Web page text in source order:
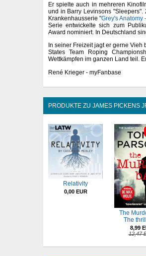
Er spielte auch in mehreren
und in Barry Levinsons
Krankenhausserie "Grey's Anatomy
Serie entwickelte sich zum
Award nominiert. In Deutschland
In seiner Freizeit jagt er gerne Vieh
States Team Roping
Wettkämpfen im ganzen Land teil.
René Krieger - myFanbase
PRODUKTE ZU JAMES PICKENS
Relativity
0,00 EUR
The
The
8,99
12,47